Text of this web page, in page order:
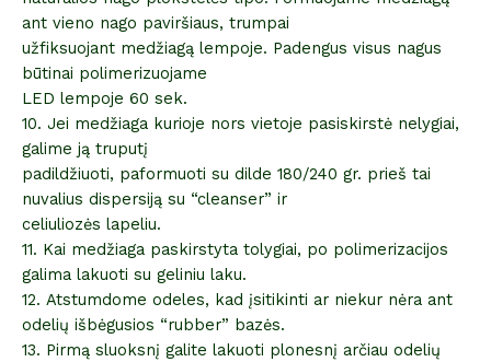
ant vieno nago paviršiaus, trumpai
užfiksuojant medžiagą lempoje. Padengus visus nagus
būtinai polimerizuojame
LED lempoje 60 sek.
10. Jei medžiaga kurioje nors vietoje pasiskirstė nelygiai,
galime ją truputį
padildžiuoti, paformuoti su dilde 180/240 gr. prieš tai
nuvalius dispersiją su “cleanser” ir
celiuliozės lapeliu.
11. Kai medžiaga paskirstyta tolygiai, po polimerizacijos
galima lakuoti su geliniu laku.
12. Atstumdome odeles, kad įsitikinti ar niekur nėra ant
odelių išbėgusios “rubber” bazės.
13. Pirmą sluoksnį galite lakuoti plonesnį arčiau odelių